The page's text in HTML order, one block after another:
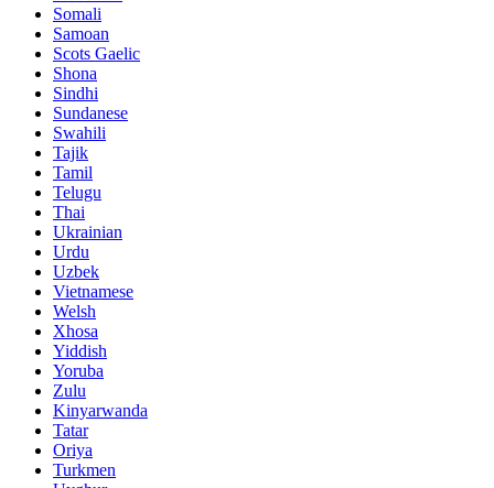
Somali
Samoan
Scots Gaelic
Shona
Sindhi
Sundanese
Swahili
Tajik
Tamil
Telugu
Thai
Ukrainian
Urdu
Uzbek
Vietnamese
Welsh
Xhosa
Yiddish
Yoruba
Zulu
Kinyarwanda
Tatar
Oriya
Turkmen